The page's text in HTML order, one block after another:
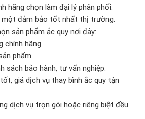
hãng chọn làm đại lý phân phối.
một đảm bảo tốt nhất thị trường.
sản phẩm ắc quy nơi đây:
hãng.
phẩm.
bảo hành, tư vấn nghiệp.
giá dịch vụ thay bình ắc quy tận
dịch vụ trọn gói hoặc riêng biệt đều